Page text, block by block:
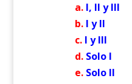
a.I, II y III
b.I y II
c.I y III
d.Solo I
e.Solo II